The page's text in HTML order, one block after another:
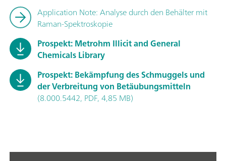
Application Note: Analyse durch den Behälter mit
Raman-Spektroskopie
Prospekt: Metrohm Illicit and General
Chemicals Library
Prospekt: Bekämpfung des Schmuggels und
der Verbreitung von Betäubungsmitteln
(8.000.5442, PDF, 4,85 MB)